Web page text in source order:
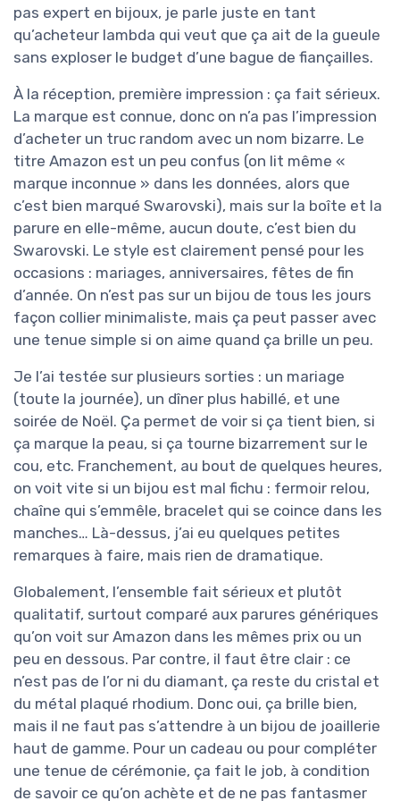
pas expert en bijoux, je parle juste en tant
qu’acheteur lambda qui veut que ça ait de la gueule
sans exploser le budget d’une bague de fiançailles.
À la réception, première impression : ça fait sérieux.
La marque est connue, donc on n’a pas l’impression
d’acheter un truc random avec un nom bizarre. Le
titre Amazon est un peu confus (on lit même «
marque inconnue » dans les données, alors que
c’est bien marqué Swarovski), mais sur la boîte et la
parure en elle-même, aucun doute, c’est bien du
Swarovski. Le style est clairement pensé pour les
occasions : mariages, anniversaires, fêtes de fin
d’année. On n’est pas sur un bijou de tous les jours
façon collier minimaliste, mais ça peut passer avec
une tenue simple si on aime quand ça brille un peu.
Je l’ai testée sur plusieurs sorties : un mariage
(toute la journée), un dîner plus habillé, et une
soirée de Noël. Ça permet de voir si ça tient bien, si
ça marque la peau, si ça tourne bizarrement sur le
cou, etc. Franchement, au bout de quelques heures,
on voit vite si un bijou est mal fichu : fermoir relou,
chaîne qui s’emmêle, bracelet qui se coince dans les
manches… Là-dessus, j’ai eu quelques petites
remarques à faire, mais rien de dramatique.
Globalement, l’ensemble fait sérieux et plutôt
qualitatif, surtout comparé aux parures génériques
qu’on voit sur Amazon dans les mêmes prix ou un
peu en dessous. Par contre, il faut être clair : ce
n’est pas de l’or ni du diamant, ça reste du cristal et
du métal plaqué rhodium. Donc oui, ça brille bien,
mais il ne faut pas s’attendre à un bijou de joaillerie
haut de gamme. Pour un cadeau ou pour compléter
une tenue de cérémonie, ça fait le job, à condition
de savoir ce qu’on achète et de ne pas fantasmer